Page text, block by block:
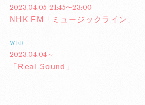
2023.04.05 21:45〜23:00
NHK FM「ミュージックライン」
WEB
2023.04.04～
「Real Sound」